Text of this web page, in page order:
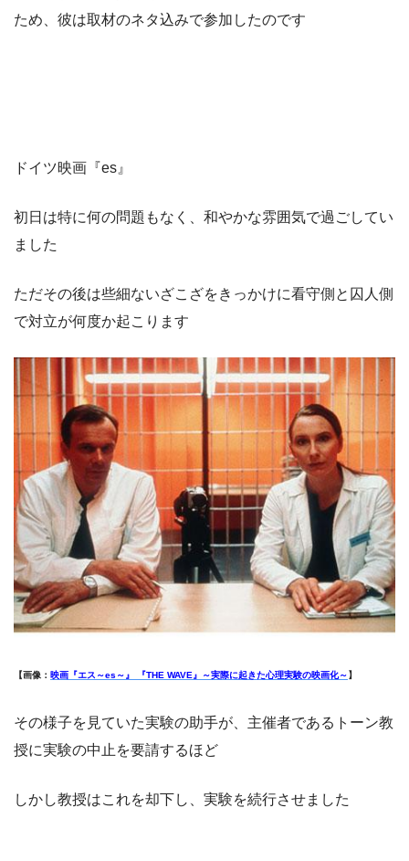
ため、彼は取材のネタ込みで参加したのです
ドイツ映画『es』
初日は特に何の問題もなく、和やかな雰囲気で過ごしてい
ました
ただその後は些細ないざこざをきっかけに看守側と囚人側
で対立が何度か起こります
【画像： 映画『エス～es～』 『THE WAVE』～実際に起きた心理実験の映画化～】
その様子を見ていた実験の助手が、主催者であるトーン教
授に実験の中止を要請するほど
しかし教授はこれを却下し、実験を続行させました